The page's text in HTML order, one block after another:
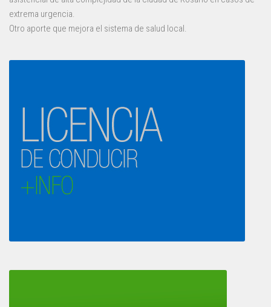
extrema urgencia.
Otro aporte que mejora el sistema de salud local.